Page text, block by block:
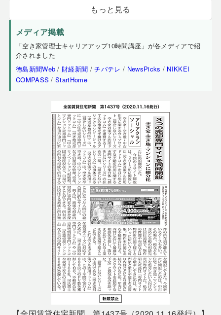
もっと見る
メディア掲載
「空き家管理士キャリアアップ10時間講座」が各メディアで紹
介されました
徳島新聞Web / 財経新聞 /チバテレ / NewsPicks / NIKKEI
COMPASS /StartHome